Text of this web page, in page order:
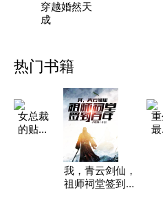
穿越婚然天
成
热门书籍
女总裁
的贴身
我，青云剑仙，
祖师祠堂签到百
最